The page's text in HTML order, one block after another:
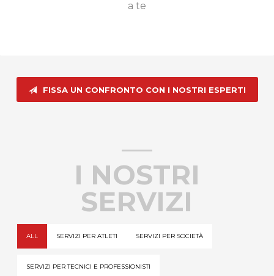
a te
FISSA UN CONFRONTO CON I NOSTRI ESPERTI
I NOSTRI
SERVIZI
ALL SERVIZI PER ATLETI SERVIZI PER SOCIETÀ
SERVIZI PER TECNICI E PROFESSIONISTI